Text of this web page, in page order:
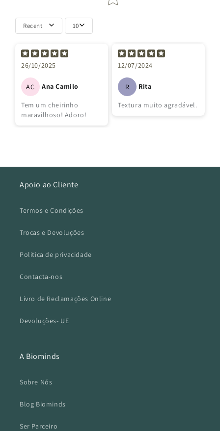
Recent 10
26/10/2025
AC Ana Camilo
Tem um cheirinho
maravilhoso! Adoro!
12/07/2024
R Rita
Textura muito agradável.
Apoio ao Cliente
Termos e Condições
Trocas e Devoluções
Politica de privacidade
Contacta-nos
Livro de Reclamações Online
Devoluções- UE
A Biominds
Sobre Nós
Blog Biominds
Ser Parceiro